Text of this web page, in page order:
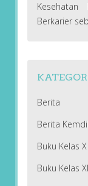
Kesehatan
Berkarier
Berita
Berita
Buku Kelas X
Buku Kelas XI